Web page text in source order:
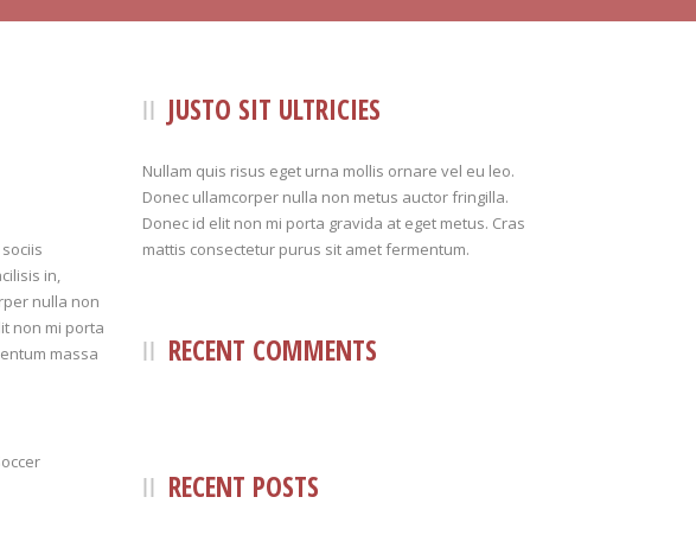
in,
nulla non
non mi porta
massa
JUSTO SIT ULTRICIES
Nullam quis risus eget urna mollis ornare vel eu leo.
Donec ullamcorper nulla non metus auctor fringilla.
Donec id elit non mi porta gravida at eget metus. Cras
mattis consectetur purus sit amet fermentum.
RECENT COMMENTS
RECENT POSTS